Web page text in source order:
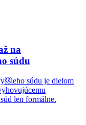
na
súdu
súdu je dielom
len formálne.